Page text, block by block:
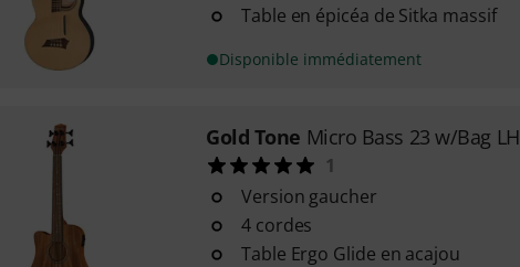
Table en épicéa de Sitka massif
Disponible immédiatement
Gold Tone Micro Bass 23 w/Bag LH
1
Version gaucher
4 cordes
Table Ergo Glide en acajou